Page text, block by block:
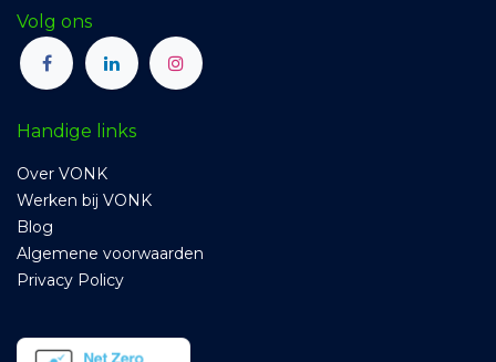
Volg ons
Handige links
Over VONK
Werken bij VONK
Blog
Algemene voorwaarden
Privacy Policy